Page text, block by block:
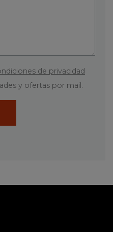
de privacidad
y ofertas por mail.